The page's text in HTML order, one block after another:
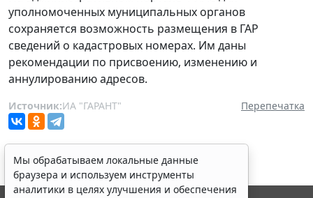
уполномоченных муниципальных органов
сохраняется возможность размещения в ГАР
сведений о кадастровых номерах. Им даны
рекомендации по присвоению, изменению и
аннулированию адресов.
Источник:ИА "ГАРАНТ" Перепечатка
Мы обрабатываем локальные данные
браузера и используем инструменты
аналитики в целях улучшения и обеспечения